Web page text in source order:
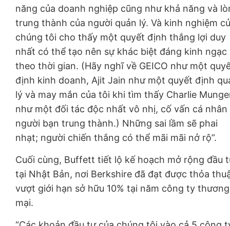
năng của doanh nghiệp cũng như khả năng và
trung thành của người quản lý. Và kinh nghiệm
chúng tôi cho thấy một quyết định thắng lợi duy
nhất có thể tạo nên sự khác biệt đáng kinh ngạc
theo thời gian. (Hãy nghĩ về GEICO như một
định kinh doanh, Ajit Jain như một quyết định
lý và may mắn của tôi khi tìm thấy Charlie
như một đối tác độc nhất vô nhị, cố vấn cá nhân
người bạn trung thành.) Những sai lầm sẽ phai
nhạt; người chiến thắng có thể mãi mãi nở rộ”.
Cuối cùng, Buffett tiết lộ kế hoạch mở rộng đầu
tại Nhật Bản, nơi Berkshire đã đạt được thỏa
vượt giới hạn sở hữu 10% tại năm công ty thương
mại.